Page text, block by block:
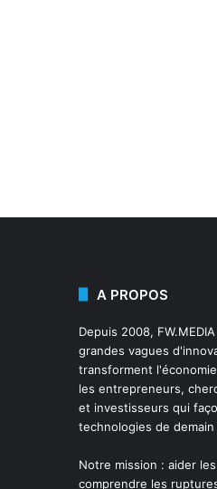
A PROPOS
Depuis 2008, FW.MEDIA
grandes vagues
transforment
les entrepreneurs,
et investisseurs qui
technologies de
Notre mission : aider
comprendre les